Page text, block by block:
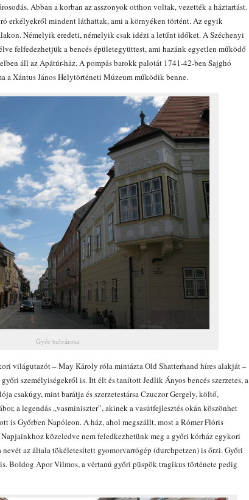
Abban a korban az asszonyok otthon voltak, vezették a háztartást.
erkélyekről mindent láthattak, ami a környéken történt. Az egyik
Némelyik eredeti, némelyik csak idézi a letűnt időket. A Széchenyi
felfedezhetjük a bencés épületegyüttest, ami hazánk egyetlen működő
áll az Apátúr-ház. A pompás barokk palotát 1741-42-ben Sajghó
a Xántus János Helytörténeti Múzeum működik benne.
Győr belvárosa
világutazót – May Károly róla mintázta Old Shatterhand híres alakját –
személyiségekről is. Itt élt és tanított Jedlik Ányos bencés szerzetes, a
csakúgy, mint barátja és szerzetestársa Czuczor Gergely, költő,
a legendás „vasminiszter”, akinek a vasútfejlesztés okán köszönhet
is Győrben Napóleon. A ház, ahol megszállt, most a Rómer Flóris
közeledve nem feledkezhetünk meg a győri kórház egykori
az általa tökéletesített gyomorvarrógép (durchpetzen) is őrzi. Győri
Boldog Apor Vilmos, a vértanú győri püspök tragikus története pedig